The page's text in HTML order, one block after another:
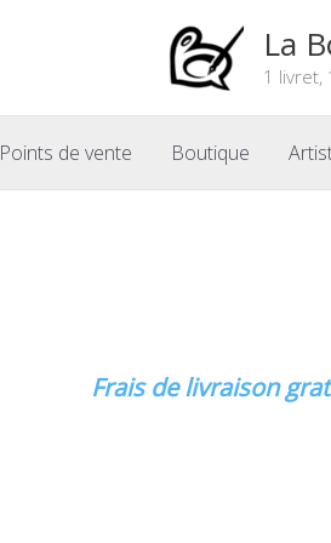
La
1 livret,
Points de vente Boutique
Frais de livraison